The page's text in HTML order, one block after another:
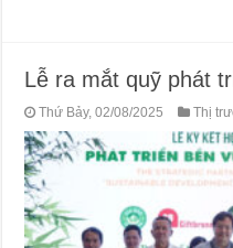
Lễ ra mắt quỹ phát
Thứ Bảy, 02/08/2025 Thị